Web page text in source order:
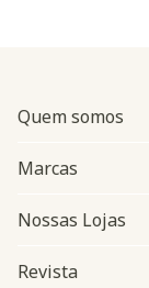
Quem somos
Marcas
Nossas Lojas
Revista